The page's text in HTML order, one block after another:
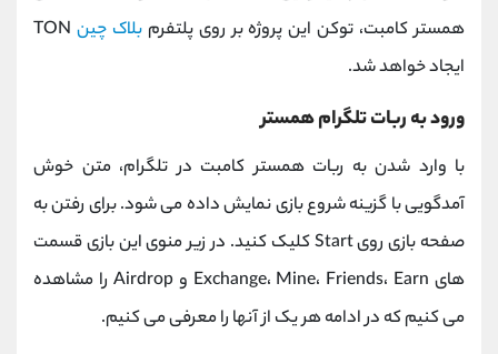
همستر کامبت، توکن این پروژه بر روی پلتفرمبلاک چین TON
ایجاد خواهد شد.
ورود به ربات تلگرام همستر
با وارد شدن به ربات همستر کامبت در تلگرام، متن خوش
آمدگویی با گزینه شروع بازی نمایش داده می شود. برای رفتن به
صفحه بازی روی Start کلیک کنید. در زیر منوی این بازی قسمت
های Exchange، Mine، Friends، Earn و Airdrop را مشاهده
می کنیم که در ادامه هر یک از آنها را معرفی می کنیم.